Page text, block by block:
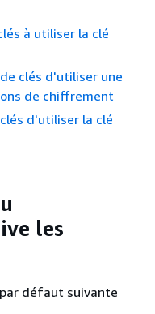
à utiliser la clé
clés d'utiliser une
de chiffrement
d'utiliser la clé
les
défaut suivante